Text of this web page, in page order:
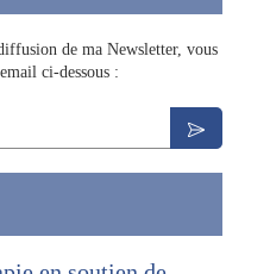
de ma Newsletter, vous
ci-dessous :